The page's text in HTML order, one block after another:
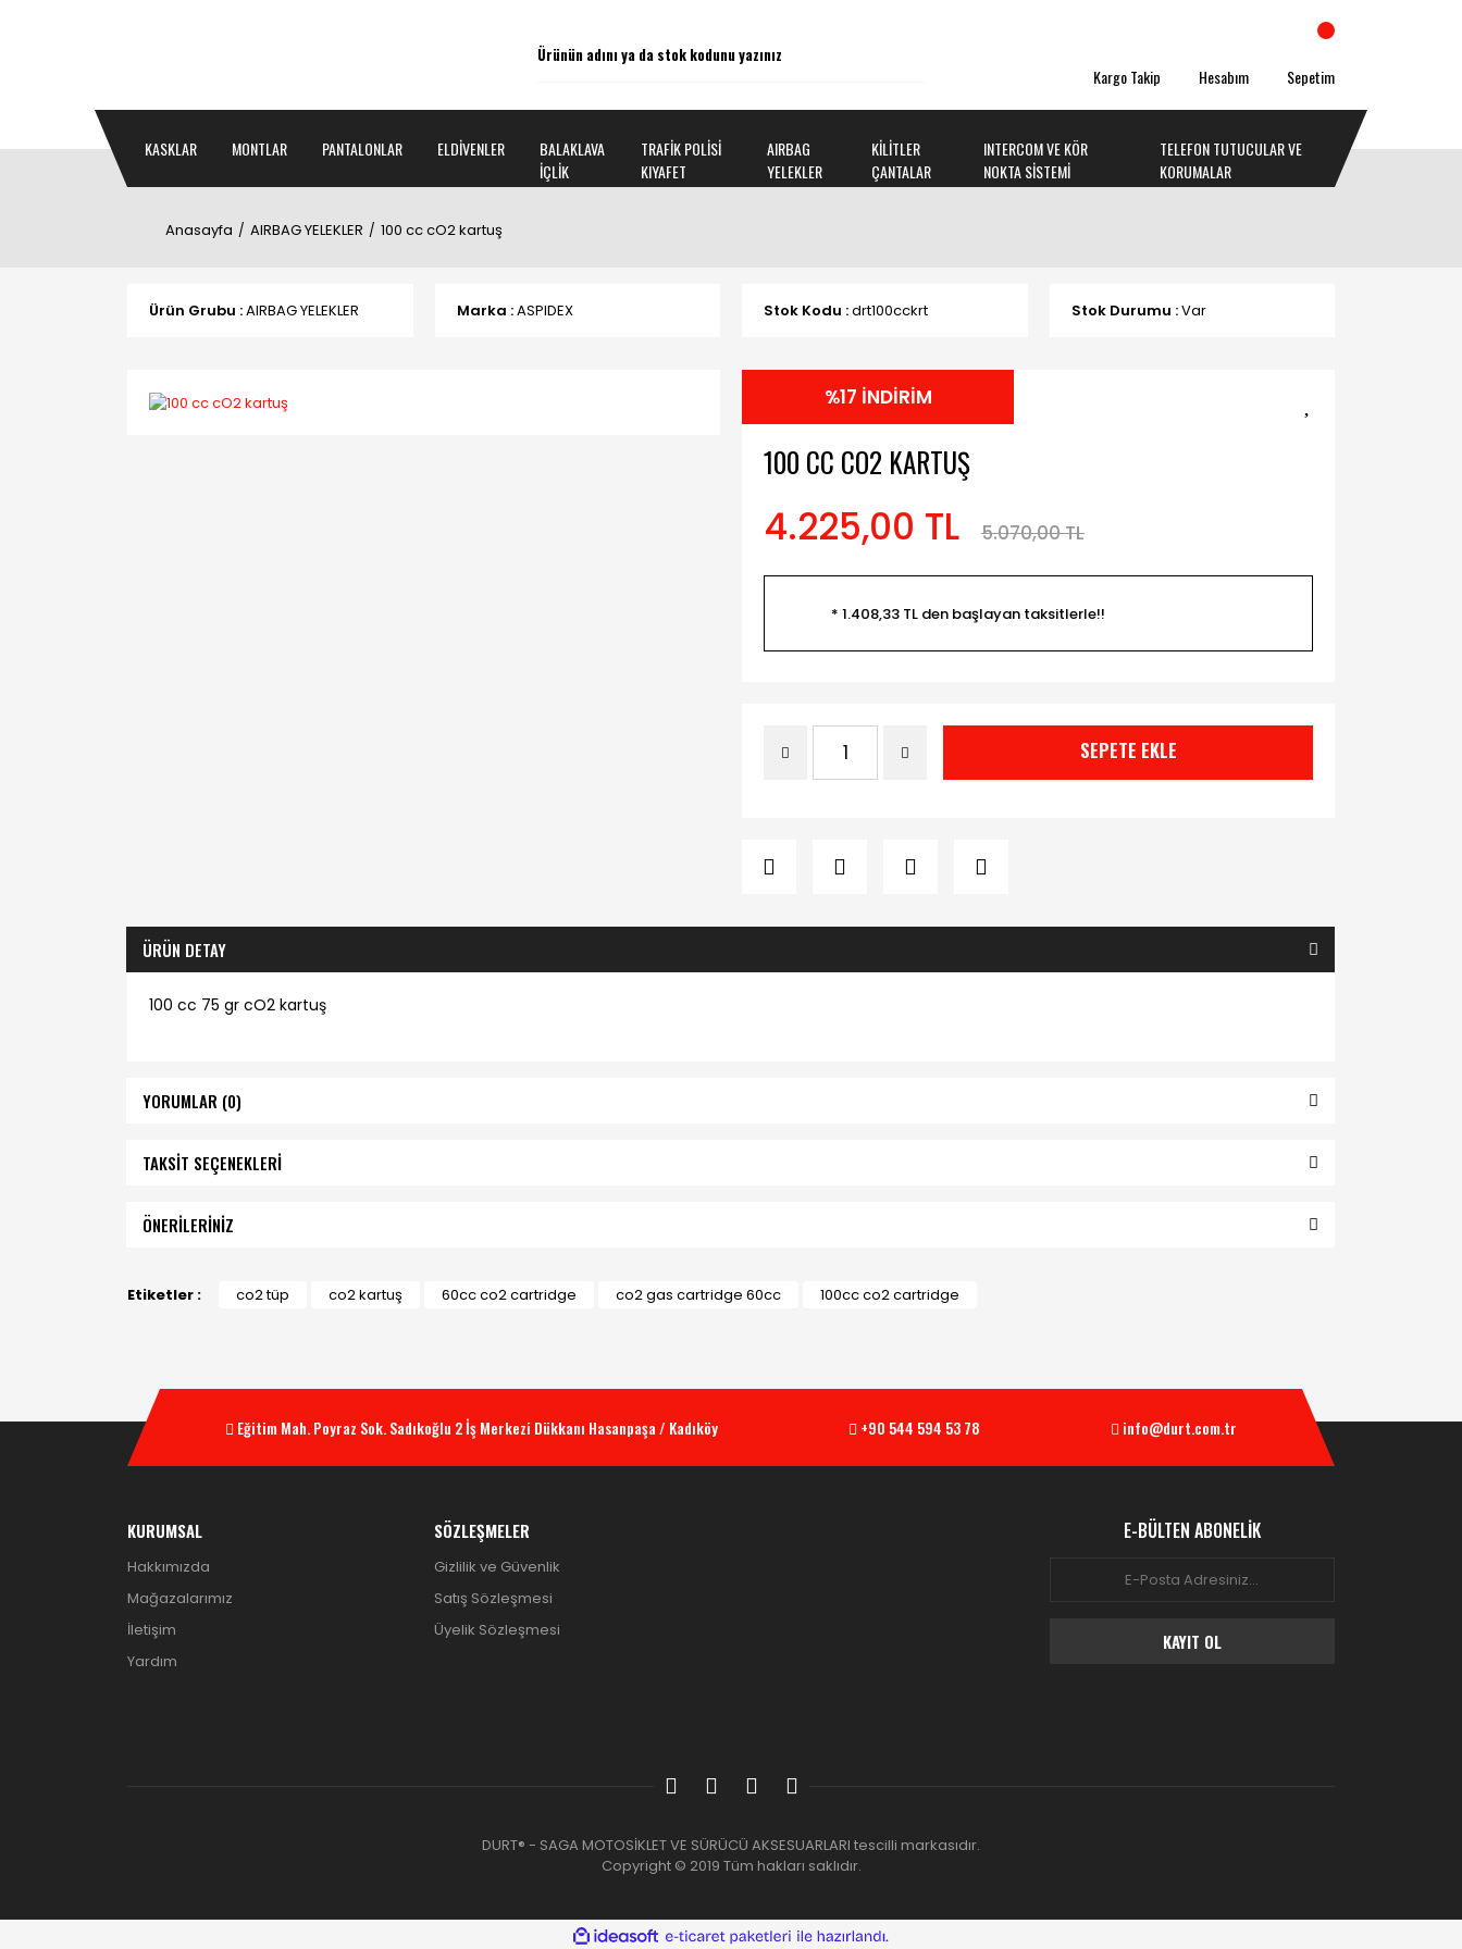
Kargo Takip Hesabım Sepetim
KASKLAR MONTLAR PANTALONLAR ELDİVENLER
BALAKLAVA
İÇLİK
TRAFİK POLİSİ
KIYAFET
AIRBAG
YELEKLER
KİLİTLER
ÇANTALAR
INTERCOM VE KÖR
NOKTA SİSTEMİ
TELEFON TUTUCULAR VE
KORUMALAR
Anasayfa AIRBAG YELEKLER 100 cc cO2 kartuş
Ürün Grubu :AIRBAG YELEKLER Marka :ASPIDEX Stok Kodu :drt100cckrt Stok Durumu :Var
%17 İNDİRİM
100 CC CO2 KARTUŞ
4.225,00 TL 5.070,00 TL
* 1.408,33 TL den başlayan taksitlerle!!
SEPETE EKLE
ÜRÜN DETAY
100 cc 75 gr cO2 kartuş
YORUMLAR (0)
TAKSİT SEÇENEKLERİ
ÖNERİLERİNİZ
Etiketler : co2 tüp co2 kartuş 60cc co2 cartridge co2 gas cartridge 60cc 100cc co2 cartridge
Eğitim Mah. Poyraz Sok. Sadıkoğlu 2 İş Merkezi Dükkanı Hasanpaşa / Kadıköy +90 544 594 53 78 info@durt.com.tr
KURUMSAL
Hakkımızda
Mağazalarımız
İletişim
Yardım
SÖZLEŞMELER
Gizlilik ve Güvenlik
Satış Sözleşmesi
Üyelik Sözleşmesi
E-BÜLTEN ABONELİK
KAYIT OL
DURT® - SAGA MOTOSİKLET VE SÜRÜCÜ AKSESUARLARI tescilli markasıdır.
Copyright © 2019 Tüm hakları saklıdır.
ideasoft e-